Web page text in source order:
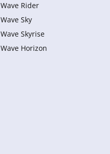
Wave Rider
Wave Sky
Wave Skyrise
Wave Horizon